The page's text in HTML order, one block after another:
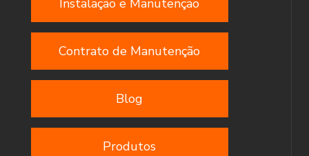
Instalação e Manutenção
Contrato de Manutenção
Blog
Produtos